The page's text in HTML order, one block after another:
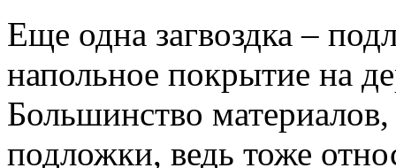
Еще одна загвоздка –
напольное покрытие на
Большинство
подложки, ведь тоже